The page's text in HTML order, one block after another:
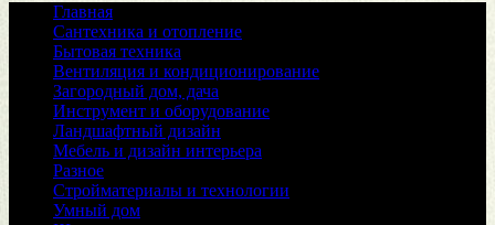
Главная
Сантехника и отопление
Бытовая техника
Вентиляция и кондиционирование
Загородный дом, дача
Инструмент и оборудование
Ландшафтный дизайн
Мебель и дизайн интерьера
Разное
Стройматериалы и технологии
Умный дом